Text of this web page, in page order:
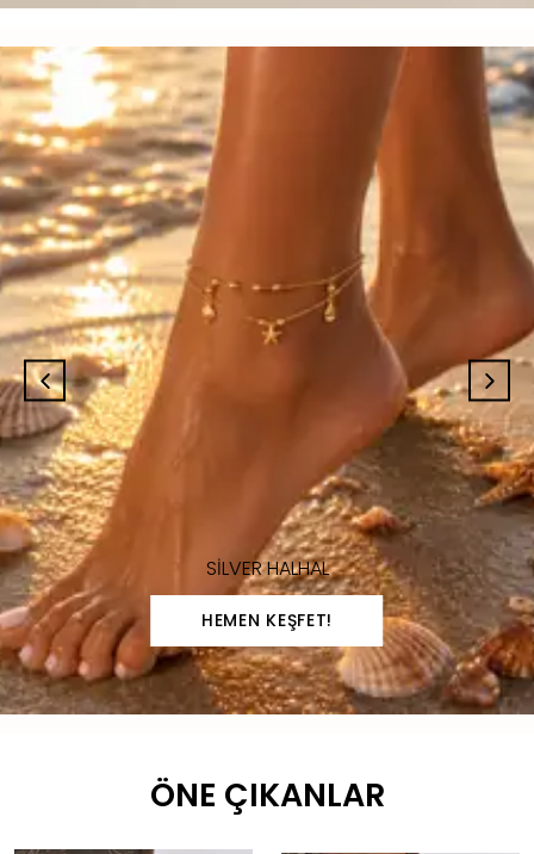
SİLVER HALHAL
HEMEN KEŞFET!
ÖNE ÇIKANLAR